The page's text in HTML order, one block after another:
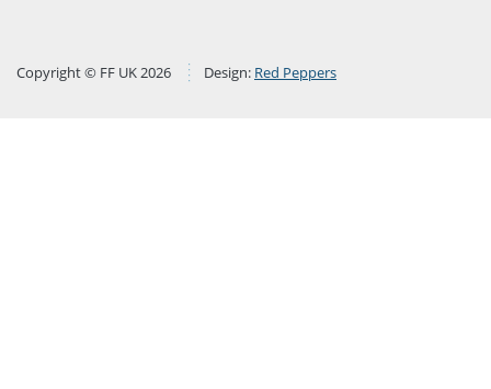
Copyright © FF UK 2026 Design: Red Peppers